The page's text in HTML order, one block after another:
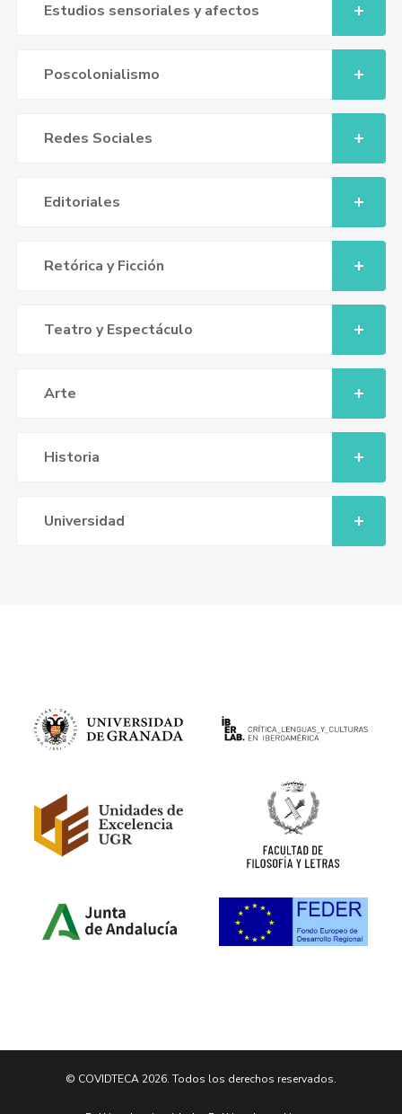
Estudios sensoriales y afectos
Poscolonialismo
Redes Sociales
Editoriales
Retórica y Ficción
Teatro y Espectáculo
Arte
Historia
Universidad
© COVIDTECA 2026. Todos los derechos reservados.